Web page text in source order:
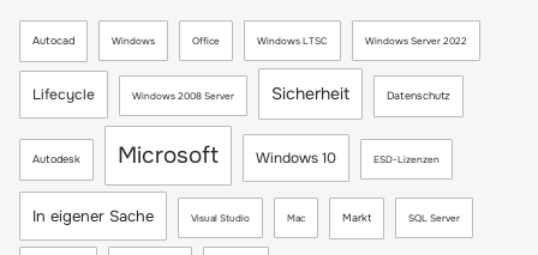
Autocad Windows Office Windows LTSC Windows Server 2022
Lifecycle Windows 2008 Server Sicherheit Datenschutz
Autodesk Microsoft Windows 10 ESD-Lizenzen
In eigener Sache Visual Studio Mac Markt SQL Server